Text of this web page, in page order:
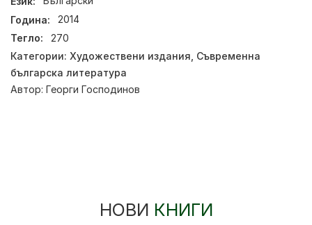
Година:
2014
Тегло:
270
Категории: Художествени издания Съвременна
българска литература
Автор: Георги Господинов
НОВИ КНИГИ